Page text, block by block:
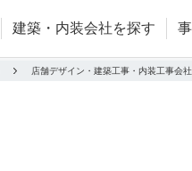
建築・内装会社を探す
店舗デザイン・建築工事・内装工事会